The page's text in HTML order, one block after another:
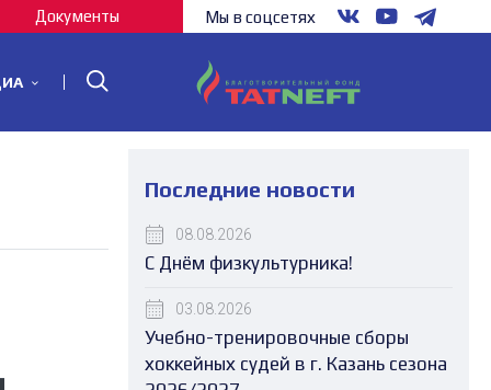
Документы Мы в соцсетях
Последние новости
08.08.2026
С Днём физкультурника!
03.08.2026
Учебно-тренировочные сборы
хоккейных судей в г. Казань сезона